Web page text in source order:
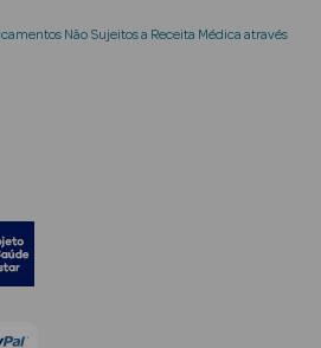
Não Sujeitos a Receita Médica através